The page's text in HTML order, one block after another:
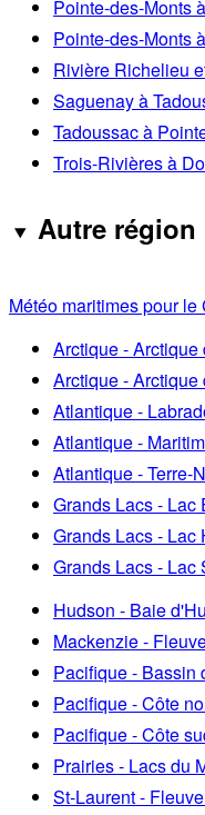
Pointe-des-Monts
Pointe-des-Monts
Rivière Richelieu
Saguenay à
Tadoussac à
Trois-Rivières à
Autre région
Météo maritimes pour le
Arctique - Arctique
Arctique - Arctique
Atlantique -
Atlantique -
Atlantique - Terre-
Grands Lacs - Lac
Grands Lacs - Lac
Grands Lacs - Lac
Hudson - Baie
Mackenzie -
Pacifique - Bassin
Pacifique - Côte
Pacifique - Côte
Prairies - Lacs du
St-Laurent -